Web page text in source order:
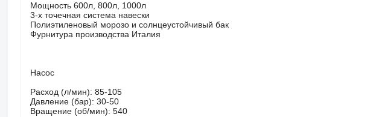
Мощность 600л, 800л, 1000л
3-х точечная система навески
Полиэтиленовый морозо и солнцеустойчивый бак
Фурнитура производства Италия
Насос
Расход (л/мин): 85-105
Давление (бар): 30-50
Вращение (об/мин): 540